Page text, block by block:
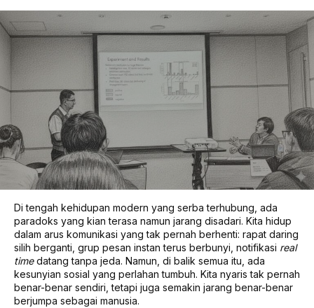
Di tengah kehidupan modern yang serba terhubung, ada
paradoks yang kian terasa namun jarang disadari. Kita hidup
dalam arus komunikasi yang tak pernah berhenti: rapat daring
silih berganti, grup pesan instan terus berbunyi, notifikasi real
timedatang tanpa jeda. Namun, di balik semua itu, ada
kesunyian sosial yang perlahan tumbuh. Kita nyaris tak pernah
benar-benar sendiri, tetapi juga semakin jarang benar-benar
berjumpa sebagai manusia.